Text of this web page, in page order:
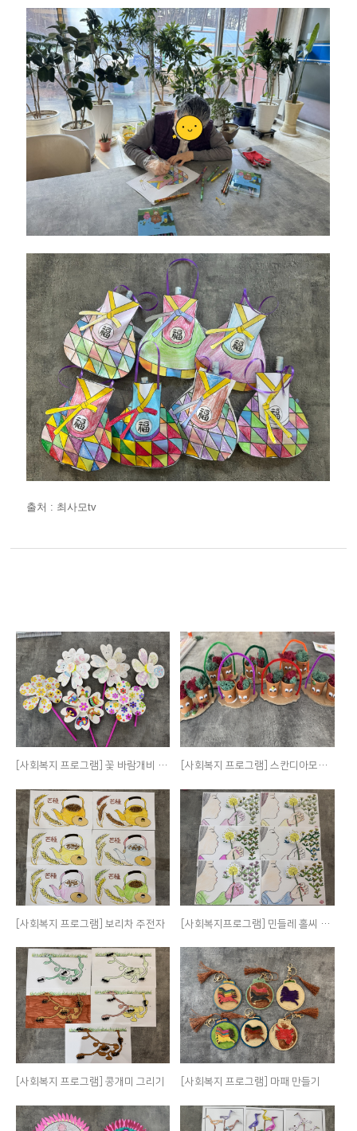
출처 : 최사모tv
[사회복지 프로그램] 꽃 바람개비 만들기 [사회복지 프로그램] 스칸디아모스 화분 만들기
[사회복지 프로그램] 보리차 주전자 [사회복지프로그램] 민들레 홀씨 색칠하기
[사회복지 프로그램] 콩개미 그리기 [사회복지 프로그램] 마패 만들기